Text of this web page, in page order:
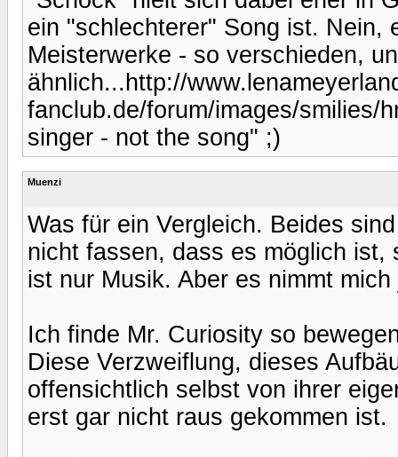
ein "schlechterer" Song ist. Nein,
Meisterwerke - so verschieden,
ähnlich...http://
fanclub.de/forum/images/smilies/
singer - not the song" ;)
Muenzi
Was für ein Vergleich. Beides
nicht fassen, dass es möglich ist,
ist nur Musik. Aber es nimmt
Ich finde Mr. Curiosity so
Diese Verzweiflung, dieses
offensichtlich selbst von ihrer
erst gar nicht raus gekommen ist.